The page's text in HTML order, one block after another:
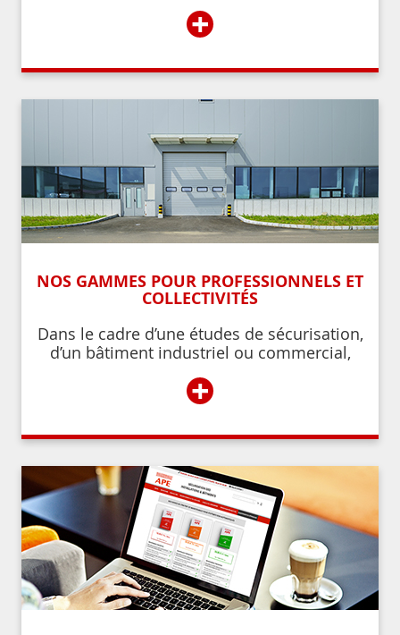
l’accès à l’immeuble aux résidents ou aux
personnes autorisées par ces derniers.
+
NOS GAMMES POUR PROFESSIONNELS ET
COLLECTIVITÉS
Dans le cadre d’une études de sécurisation,
d’un bâtiment industriel ou commercial,
+